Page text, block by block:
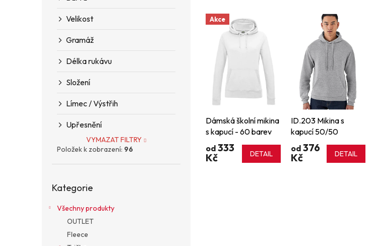
Velikost
Gramáž
Délka rukávu
Složení
Límec / Výstřih
Upřesnění
VYMAZAT FILTRY
Položek k zobrazení: 96
kategorie
Kategorie
Všechny produkty
OUTLET
Fleece
V Akce
Dámská školní mikina
s kapucí - 60 barev
od 333
Kč
DETAIL
ID.203 Mikina s
kapucí 50/50
od376
Kč
DETAIL